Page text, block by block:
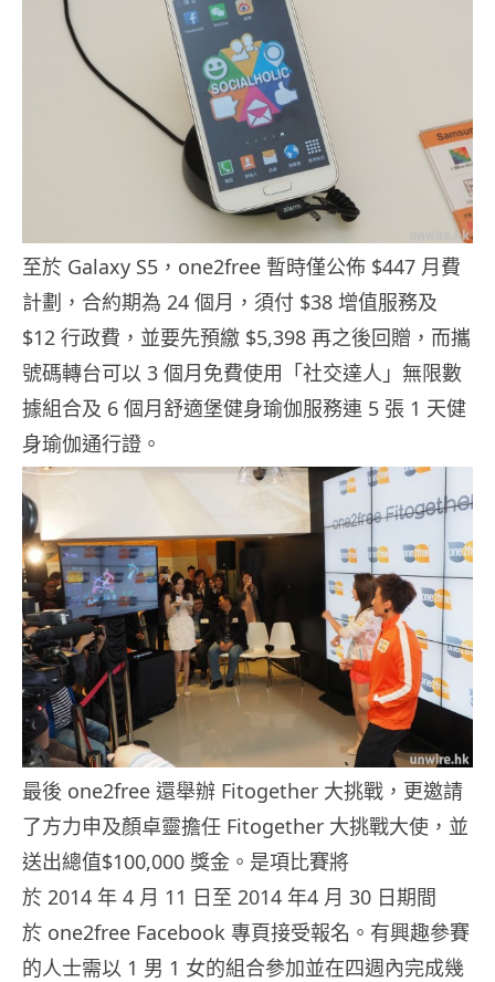
至於 Galaxy S5，one2free 暫時僅公佈 $447 月費
計劃，合約期為 24 個月，須付 $38 增值服務及
$12 行政費，並要先預繳 $5,398 再之後回贈，而攜
號碼轉台可以 3 個月免費使用「社交達人」無限數
據組合及 6 個月舒適堡健身瑜伽服務連 5 張 1 天健
身瑜伽通行證。
最後 one2free 還舉辦 Fitogether 大挑戰， 更邀請
了方力申及顏卓靈擔任 Fitogether 大挑戰大使，並
送出總值$100,000 獎金。是項比賽將
於 2014 年 4 月 11 日至 2014 年4 月 30 日期間
於 one2free Facebook 專頁接受報名。有興趣參賽
的人士需以 1 男 1 女的組合參加並在四週內完成幾